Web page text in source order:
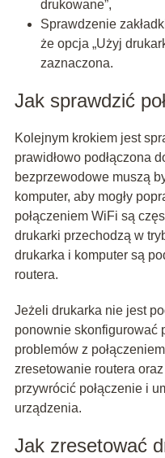
drukowane”,
Sprawdzenie
że opcja „Użyj
zaznaczona.
Jak sprawdzić
Kolejnym krokiem jest
prawidłowo podłączona
bezprzewodowe muszą
komputer, aby mogły
połączeniem WiFi są
drukarki przechodzą w
drukarka i komputer są
routera.
Jeżeli drukarka nie jest
ponownie skonfigurować
problemów z
zresetowanie routera
przywrócić połączenie i
urządzenia.
Jak zresetować